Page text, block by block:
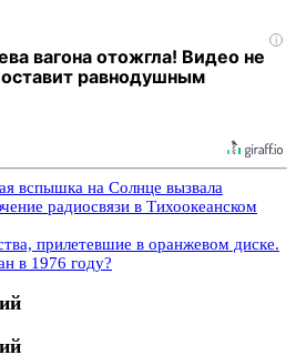
i
вагона отожгла! Видео не
оставит равнодушным
вспышка на Солнце вызвала
радиосвязи в Тихоокеанском
прилетевшие в оранжевом диске.
в 1976 году?